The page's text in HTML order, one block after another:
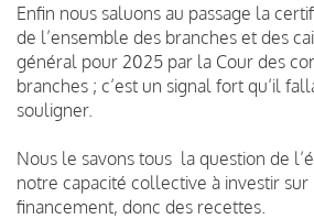
Enfin nous saluons au passage la
de l’ensemble des branches et des
général pour 2025 par la Cour des
branches ; c’est un signal fort qu’il
souligner.
Nous le savons tous la question de
notre capacité collective à investir sur
financement, donc des recettes.